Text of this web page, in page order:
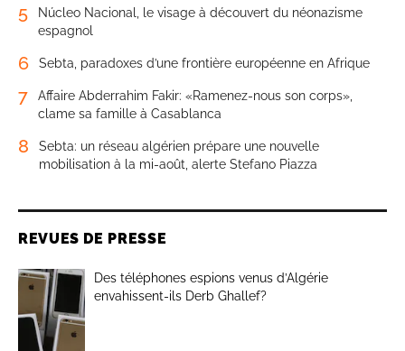
5
Núcleo Nacional, le visage à découvert du néonazisme
espagnol
6 Sebta, paradoxes d’une frontière européenne en Afrique
7
Affaire Abderrahim Fakir: «Ramenez-nous son corps»,
clame sa famille à Casablanca
8
Sebta: un réseau algérien prépare une nouvelle
mobilisation à la mi-août, alerte Stefano Piazza
REVUES DE PRESSE
Des téléphones espions venus d’Algérie
envahissent-ils Derb Ghallef?